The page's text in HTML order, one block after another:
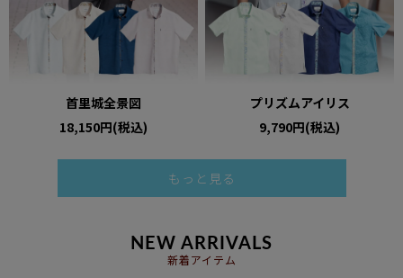
首里城全景図
18,150円(税込)
プリズムアイリス
9,790円(税込)
もっと見る
NEW ARRIVALS
新着アイテム